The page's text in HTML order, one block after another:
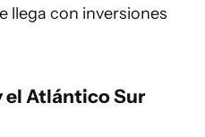
llega con inversiones
el Atlántico Sur